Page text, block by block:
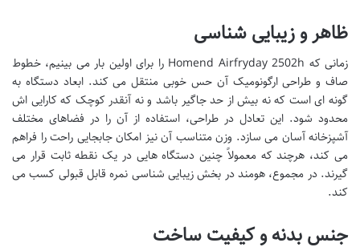
ظاهر و زیبایی شناسی
زمانی که Homend Airfryday 2502h را برای اولین بار می بینیم، خطوط
صاف و طراحی ارگونومیک آن حس خوبی منتقل می کند. ابعاد دستگاه به
گونه ای است که نه بیش از حد جاگیر باشد و نه آنقدر کوچک که کارایی اش
محدود شود. این تعادل در طراحی، استفاده از آن را در فضاهای مختلف
آشپزخانه آسان می سازد. وزن متناسب آن نیز امکان جابجایی راحت را فراهم
می کند، هرچند که معمولاً چنین دستگاه هایی در یک نقطه ثابت قرار می
گیرند. در مجموع، هومند در بخش زیبایی شناسی نمره قابل قبولی کسب می
کند.
جنس بدنه و کیفیت ساخت